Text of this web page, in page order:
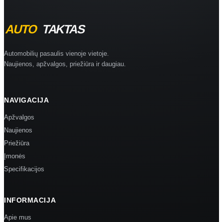
Automobilių pasaulis vienoje vietoje.
Naujienos, apžvalgos, priežiūra ir daugiau.
NAVIGACIJA
Apžvalgos
Naujienos
Priežiūra
Įmonės
Specifikacijos
INFORMACIJA
Apie mus